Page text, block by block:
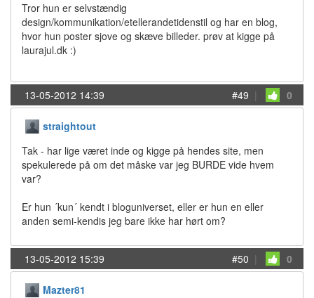
Tror hun er selvstændig
design/kommunikation/etellerandetidenstil og har en blog,
hvor hun poster sjove og skæve billeder. prøv at kigge på
laurajul.dk :)
13-05-2012 14:39 #49 | 0
straightout
Tak - har lige været inde og kigge på hendes site, men
spekulerede på om det måske var jeg BURDE vide hvem
var?
Er hun ´kun´ kendt i bloguniverset, eller er hun en eller
anden semi-kendis jeg bare ikke har hørt om?
13-05-2012 15:39 #50 | 0
Mazter81